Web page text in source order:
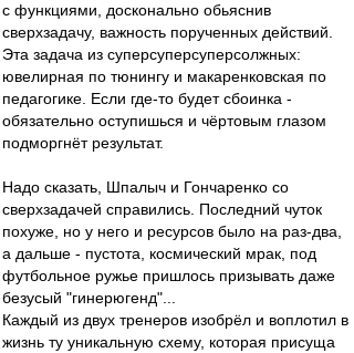
с функциями, досконально обьяснив
сверхзадачу, важность порученных действий.
Эта задача из суперсуперсуперсолжных:
ювелирная по тюнингу и макаренковская по
педагогике. Если где-то будет сбоинка -
обязательно оступишься и чёртовым глазом
подморгнёт результат.
Надо сказать, Шпалыч и Гончаренко со
сверхзадачей справились. Последний чуток
похуже, но у него и ресурсов было на раз-два,
а дальше - пустота, космический мрак, под
футбольное ружье пришлось призывать даже
безусый "гинерюгенд"...
Каждый из двух тренеров изобрёл и воплотил в
жизнь ту уникальную схему, которая присуща